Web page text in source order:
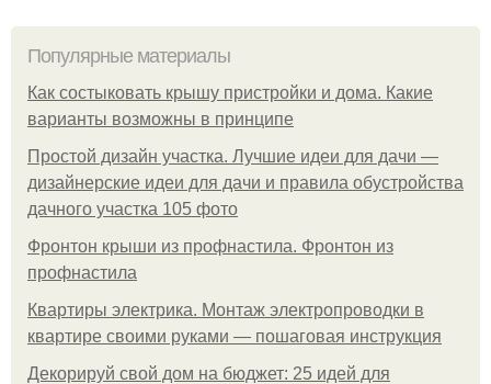
Популярные материалы
Как состыковать крышу пристройки и дома. Какие
варианты возможны в принципе
Простой дизайн участка. Лучшие идеи для дачи —
дизайнерские идеи для дачи и правила обустройства
дачного участка 105 фото
Фронтон крыши из профнастила. Фронтон из
профнастила
Квартиры электрика. Монтаж электропроводки в
квартире своими руками — пошаговая инструкция
Декорируй свой дом на бюджет: 25 идей для